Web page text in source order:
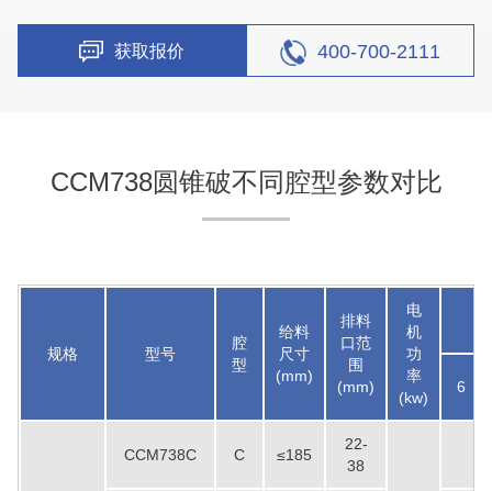
获取报价 400-700-2111
CCM738圆锥破不同腔型参数对比
规格 型号
腔
型
给料
尺寸
(mm)
排料
口范
围
(mm)
电
机
功
率
(kw)
6
CCM738C C ≤185
22-
38